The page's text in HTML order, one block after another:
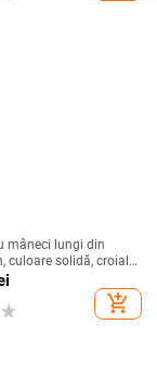
mâneci lungi din
culoare solidă, croială
detalii de
add_shopping_cart